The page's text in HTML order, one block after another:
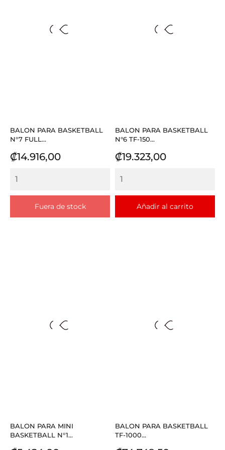
BALON PARA BASKETBALL
N°7 FULL...
Precio
₡14.916,00
Fuera de stock
BALON PARA BASKETBALL
N°6 TF-150...
Precio
₡19.323,00
Añadir al carrito
BALON PARA MINI
BASKETBALL N°1...
BALON PARA BASKETBALL
TF-1000...